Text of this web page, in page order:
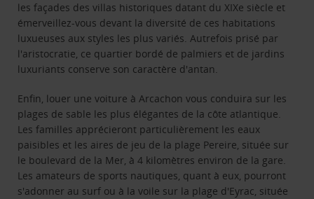
les façades des villas historiques datant du XIXe siècle et
émerveillez-vous devant la diversité de ces habitations
luxueuses aux styles les plus variés. Autrefois prisé par
l'aristocratie, ce quartier bordé de palmiers et de jardins
luxuriants conserve son caractère d'antan.
Enfin, louer une voiture à Arcachon vous conduira sur les
plages de sable les plus élégantes de la côte atlantique.
Les familles apprécieront particulièrement les eaux
paisibles et les aires de jeu de la plage Pereire, située sur
le boulevard de la Mer, à 4 kilomètres environ de la gare.
Les amateurs de sports nautiques, quant à eux, pourront
s'adonner au surf ou à la voile sur la plage d'Eyrac, située